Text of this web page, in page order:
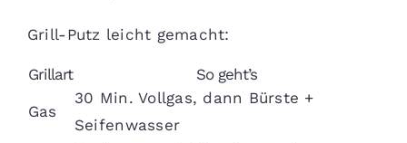
Grill-Putz leicht gemacht:
Grillart So geht’s
Gas
30 Min. Vollgas, dann Bürste +
Seifenwasser